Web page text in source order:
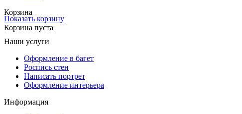
Корзина
Показать корзину
Корзина пуста
Наши услуги
Оформление в багет
Роспись стен
Написать портрет
Оформление интерьера
Информация